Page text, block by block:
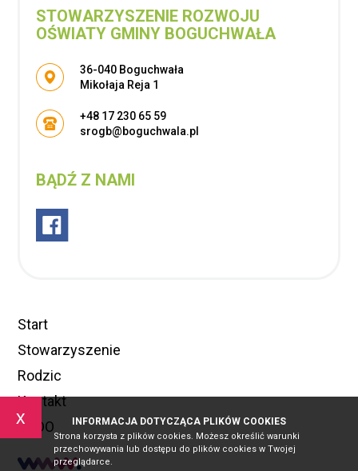
x INFORMACJA DOTYCZĄCA PLIKÓW COOKIES
Strona korzysta z plików cookies. Możesz określić warunki
przechowywania lub dostępu do plików cookies w Twojej
przeglądarce.
STOWARZYSZENIE ROZWOJU
OŚWIATY GMINY BOGUCHWAŁA
Adres pocztowy:
36-040 Boguchwała
Mikołaja Reja 1
+48 17 230 65 59
srogb@boguchwala.pl
BĄDŹ Z NAMI
Start
Stowarzyszenie
Rodzic
Kontakt
RODO